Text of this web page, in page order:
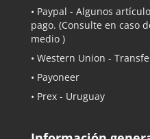
• Paypal - Algunos
pago. (Consulte en caso
medio )
• Western Union -
• Payoneer
• Prex - Uruguay